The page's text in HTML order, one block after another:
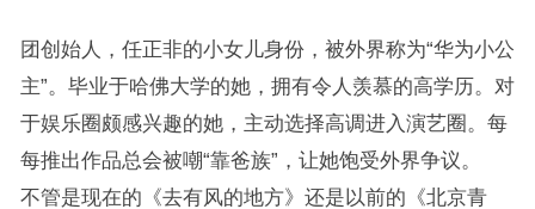
团创始人，任正非的小女儿身份，被外界称为“华为小公
主”。毕业于哈佛大学的她，拥有令人羡慕的高学历。对
于娱乐圈颇感兴趣的她，主动选择高调进入演艺圈。每
每推出作品总会被嘲“靠爸族”，让她饱受外界争议。
不管是现在的《去有风的地方》还是以前的《北京青